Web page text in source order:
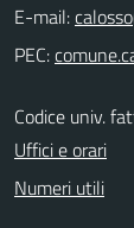
E-mail:
PEC:
Codice univ.
Uffici e orari
Numeri utili